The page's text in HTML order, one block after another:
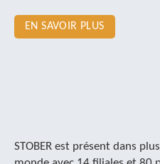
EN SAVOIR PLUS
STOBER est présent dans